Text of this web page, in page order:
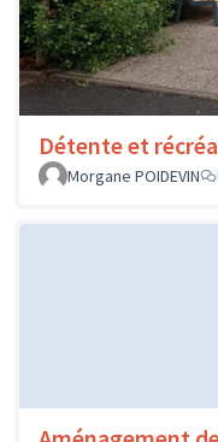
Détente et
Morgane POIDEVIN